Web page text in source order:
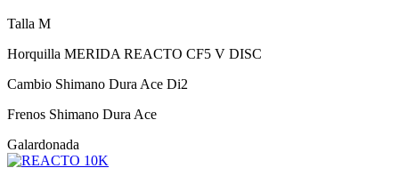
Talla M
Horquilla MERIDA REACTO CF5 V DISC
Cambio Shimano Dura Ace Di2
Frenos Shimano Dura Ace
Galardonada